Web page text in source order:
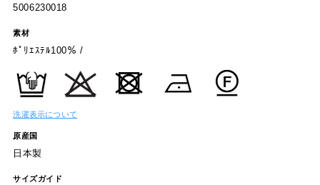
5006230018
素材
ﾎﾟﾘｴｽﾃﾙ100％ /
洗濯表示について
原産国
日本製
サイズガイド